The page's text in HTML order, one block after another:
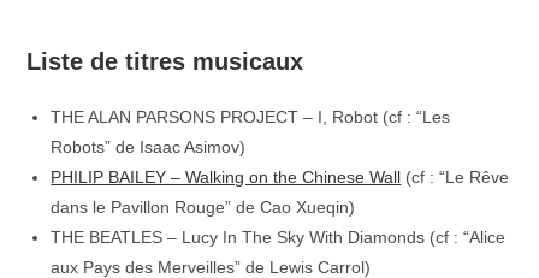
Liste de titres musicaux
THE ALAN PARSONS PROJECT – I, Robot (cf : “Les
Robots” de Isaac Asimov)
PHILIP BAILEY – Walking on the Chinese Wall (cf : “Le Rêve
dans le Pavillon Rouge” de Cao Xueqin)
THE BEATLES – Lucy In The Sky With Diamonds (cf : “Alice
aux Pays des Merveilles” de Lewis Carrol)